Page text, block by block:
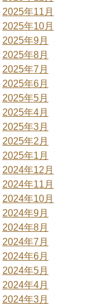
2025年11月
2025年10月
2025年9月
2025年8月
2025年7月
2025年6月
2025年5月
2025年4月
2025年3月
2025年2月
2025年1月
2024年12月
2024年11月
2024年10月
2024年9月
2024年8月
2024年7月
2024年6月
2024年5月
2024年4月
2024年3月